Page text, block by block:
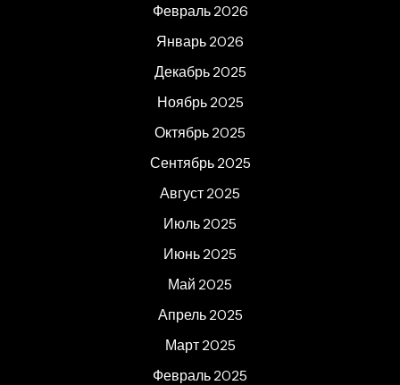
Февраль 2026
Январь 2026
Декабрь 2025
Ноябрь 2025
Октябрь 2025
Сентябрь 2025
Август 2025
Июль 2025
Июнь 2025
Май 2025
Апрель 2025
Март 2025
Февраль 2025